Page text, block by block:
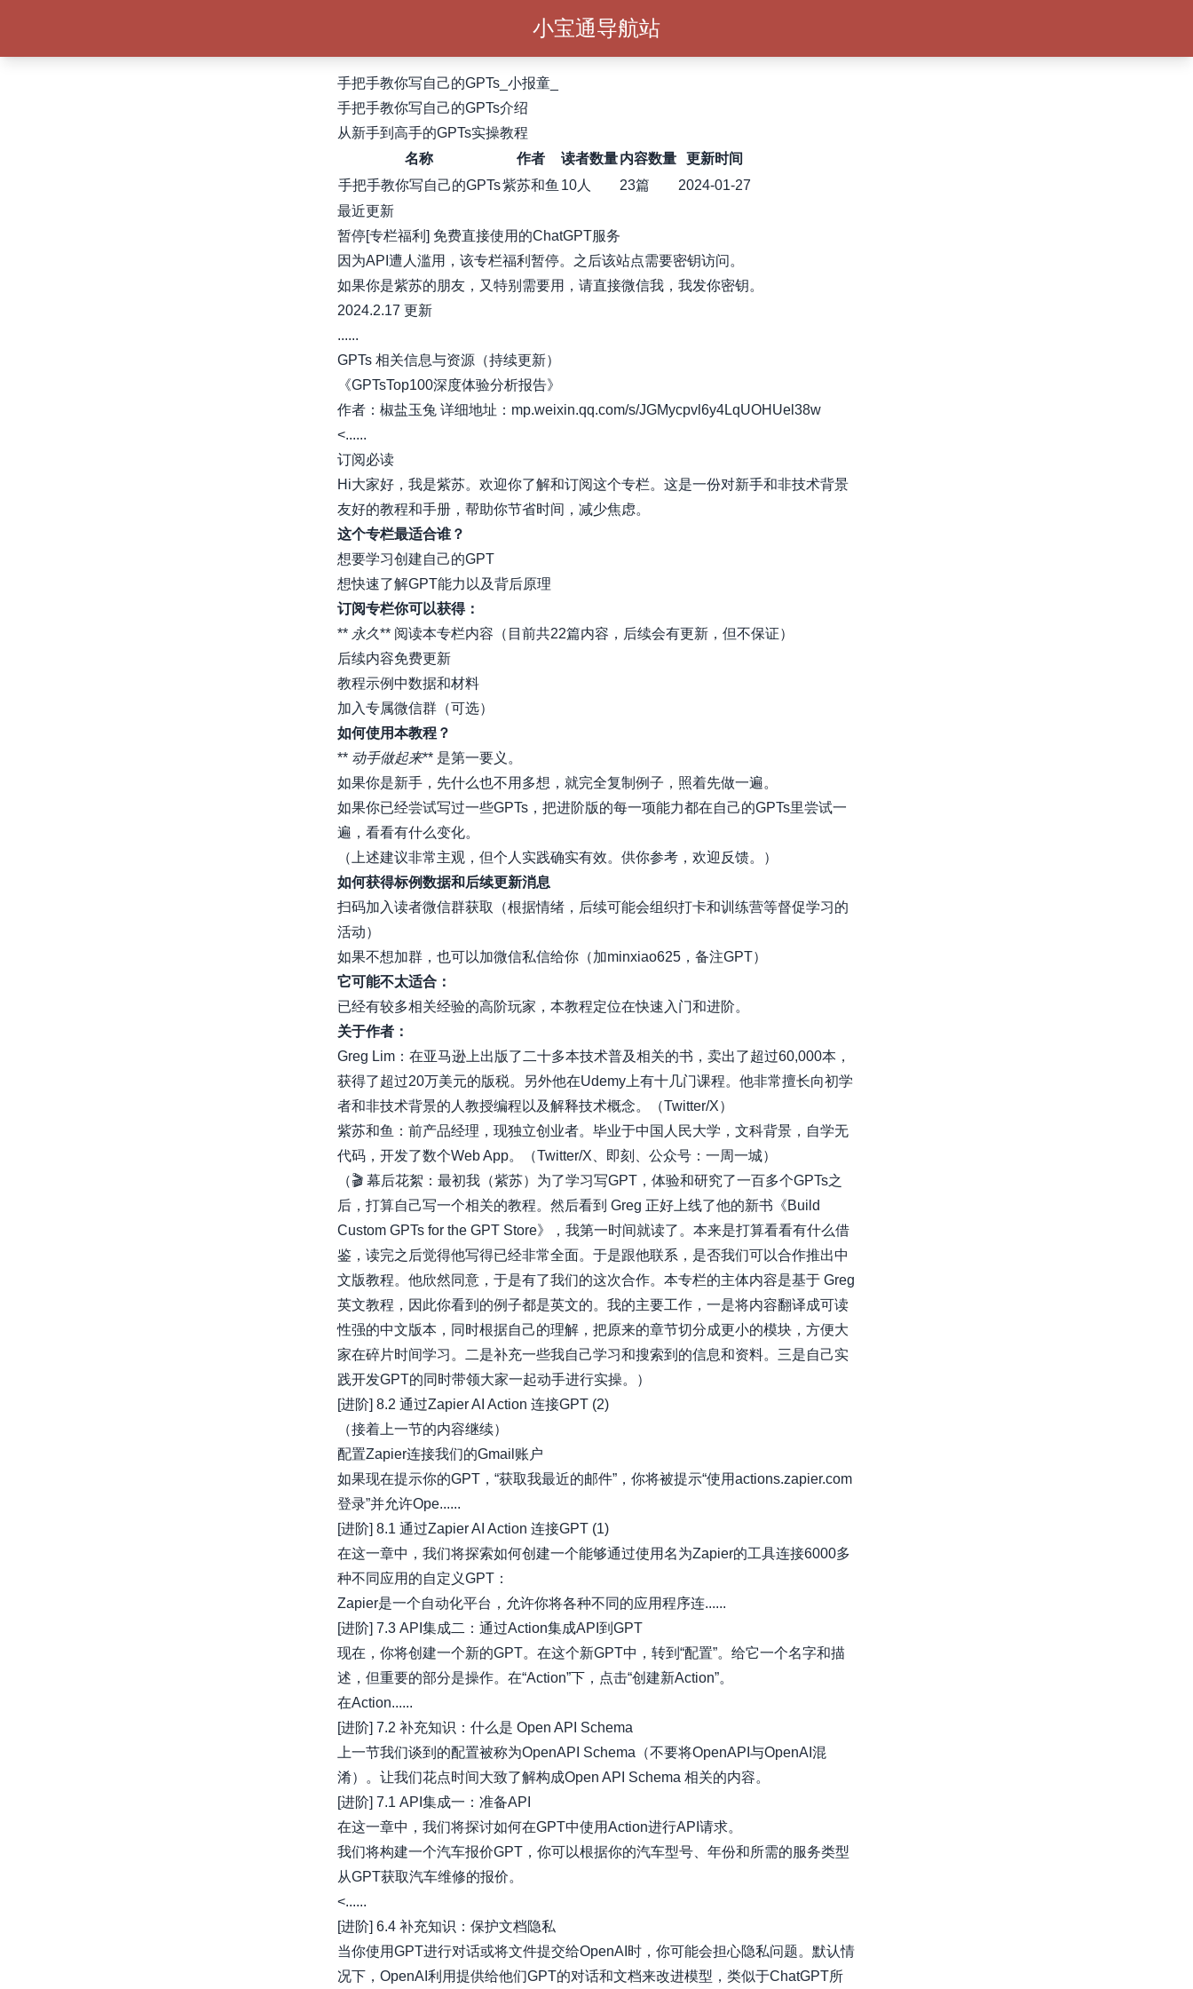
小宝通导航站
手把手教你写自己的GPTs_小报童_
手把手教你写自己的GPTs介绍
从新手到高手的GPTs实操教程
名称
作者 读者数量 内容数量
更新时间
手把手教你写自己的GPTs紫苏和鱼 10人 23篇
2024-01-27
最近更新
暂停[专栏福利] 免费直接使用的ChatGPT服务
因为API遭人滥用，该专栏福利暂停。之后该站点需要密钥访问。
如果你是紫苏的朋友，又特别需要用，请直接微信我，我发你密钥。
2024.2.17 更新
......
GPTs 相关信息与资源（持续更新）
《GPTsTop100深度体验分析报告》
作者：椒盐玉兔 详细地址：mp.weixin.qq.com/s/JGMycpvl6y4LqUOHUel38w
<......
订阅必读
Hi大家好，我是紫苏。欢迎你了解和订阅这个专栏。这是一份对新手和非技术背景
友好的教程和手册，帮助你节省时间，减少焦虑。
这个专栏最适合谁？
想要学习创建自己的GPT
想快速了解GPT能力以及背后原理
订阅专栏你可以获得：
** 永久** 阅读本专栏内容（目前共22篇内容，后续会有更新，但不保证）
后续内容免费更新
教程示例中数据和材料
加入专属微信群（可选）
如何使用本教程？
** 动手做起来** 是第一要义。
如果你是新手，先什么也不用多想，就完全复制例子，照着先做一遍。
如果你已经尝试写过一些GPTs，把进阶版的每一项能力都在自己的GPTs里尝试一
遍，看看有什么变化。
（上述建议非常主观，但个人实践确实有效。供你参考，欢迎反馈。）
如何获得标例数据和后续更新消息
扫码加入读者微信群获取（根据情绪，后续可能会组织打卡和训练营等督促学习的
活动）
如果不想加群，也可以加微信私信给你（加minxiao625，备注GPT）
它可能不太适合：
已经有较多相关经验的高阶玩家，本教程定位在快速入门和进阶。
关于作者：
Greg Lim：在亚马逊上出版了二十多本技术普及相关的书，卖出了超过60,000本，
获得了超过20万美元的版税。另外他在Udemy上有十几门课程。他非常擅长向初学
者和非技术背景的人教授编程以及解释技术概念。（Twitter/X）
紫苏和鱼：前产品经理，现独立创业者。毕业于中国人民大学，文科背景，自学无
代码，开发了数个Web App。（Twitter/X 即刻
、公众号：一周一城）
（🎬 幕后花絮：最初我（紫苏）为了学习写GPT，体验和研究了一百多个GPTs之
后，打算自己写一个相关的教程。然后看到 Greg 正好上线了他的新书《Build
Custom GPTs for the GPT Store》，我第一时间就读了。本来是打算看看有什么借
鉴，读完之后觉得他写得已经非常全面。于是跟他联系，是否我们可以合作推出中
文版教程。他欣然同意，于是有了我们的这次合作。本专栏的主体内容是基于 Greg
英文教程，因此你看到的例子都是英文的。我的主要工作，一是将内容翻译成可读
性强的中文版本，同时根据自己的理解，把原来的章节切分成更小的模块，方便大
家在碎片时间学习。二是补充一些我自己学习和搜索到的信息和资料。三是自己实
践开发GPT的同时带领大家一起动手进行实操。）
[进阶] 8.2 通过Zapier AI Action 连接GPT (2)
（接着上一节的内容继续）
配置Zapier连接我们的Gmail账户
如果现在提示你的GPT，“获取我最近的邮件”，你将被提示“使用actions.zapier.com
登录”并允许Ope......
[进阶] 8.1 通过Zapier AI Action 连接GPT (1)
在这一章中，我们将探索如何创建一个能够通过使用名为Zapier的工具连接6000多
种不同应用的自定义GPT：
Zapier是一个自动化平台，允许你将各种不同的应用程序连......
[进阶] 7.3 API集成二：通过Action集成API到GPT
现在，你将创建一个新的GPT。在这个新GPT中，转到“配置”。给它一个名字和描
述，但重要的部分是操作。在“Action”下，点击“创建新Action”。
在Action......
[进阶] 7.2 补充知识：什么是 Open API Schema
上一节我们谈到的配置被称为OpenAPI Schema（不要将OpenAPI与OpenAI混
淆）。让我们花点时间大致了解构成Open API Schema 相关的内容。
[进阶] 7.1 API集成一：准备API
在这一章中，我们将探讨如何在GPT中使用Action进行API请求。
我们将构建一个汽车报价GPT，你可以根据你的汽车型号、年份和所需的服务类型
从GPT获取汽车维修的报价。
<......
[进阶] 6.4 补充知识：保护文档隐私
当你使用GPT进行对话或将文件提交给OpenAI时，你可能会担心隐私问题。默认情
况下，OpenAI利用提供给他们GPT的对话和文档来改进模型，类似于ChatGPT所